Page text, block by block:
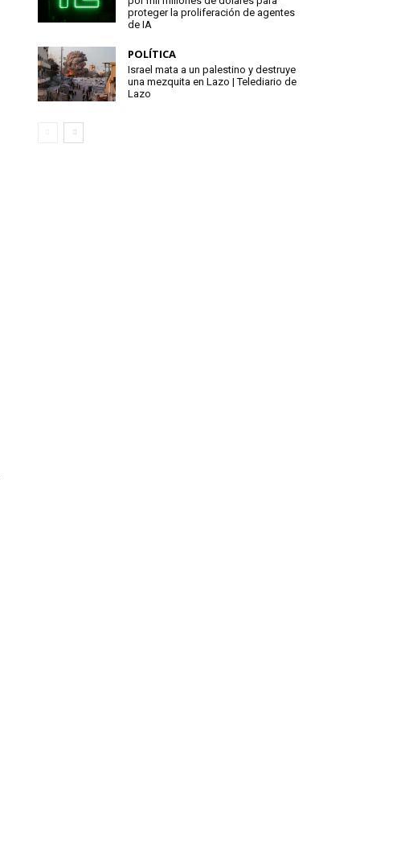
proteger la proliferación de agentes
de IA
POLÍTICA
Israel mata a un palestino y destruye
una mezquita en Lazo | Telediario de
Lazo